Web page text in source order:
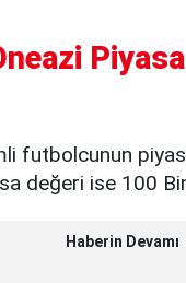
futbolcunun
değeri ise 100
Haberin Devamı